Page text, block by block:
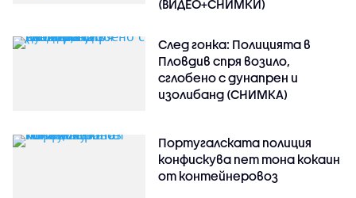
(ВИДЕО+СНИМКИ)
След гонка: Полицията в
Пловдив спря возило,
сглобено с дунапрен и
изолибанд (СНИМКА)
Португалската полиция
конфискува пет тона кокаин
от контейнеровоз